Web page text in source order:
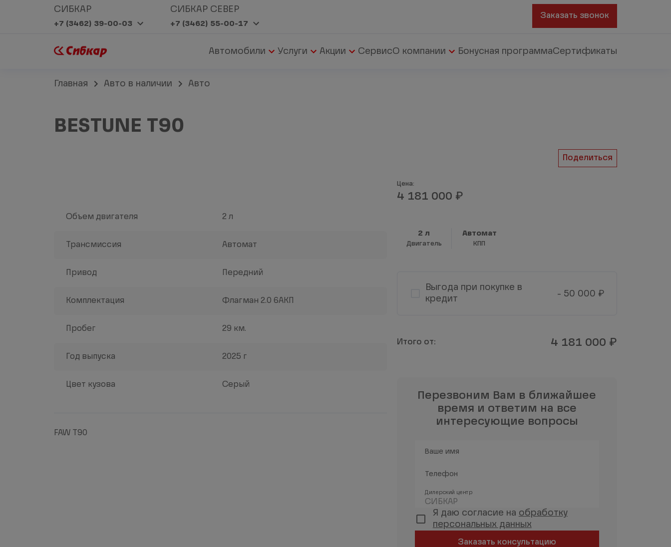
СИБКАР
+7 (3462) 39-00-03
СИБКАР СЕВЕР
+7 (3462) 55-00-17
Заказать звонок
Автомобили Услуги Акции СервисО компании Бонусная программаСертификаты
Главная Авто в наличии Авто
BESTUNE T90
Поделиться
Объем двигателя 2 л
Трансмиссия Автомат
Привод Передний
Комплектация Флагман 2.0 6АКП
Пробег 29 км.
Год выпуска 2025 г
Цвет кузова Серый
FAW T90
4 181 000 ₽
2 л
Двигатель
Автомат
КПП
Выгода при покупке в
кредит
- 50 000 ₽
4 181 000 ₽
Перезвоним Вам в ближайшее
время и ответим на все
интересующие вопросы
Ваше имя
Телефон
Дилерский центр
СИБКАР
Я даю согласие на обработку
персональных данных
Заказать консультацию